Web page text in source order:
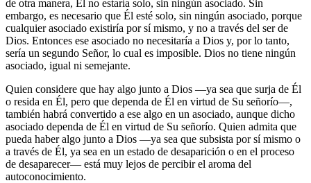
de otra manera, Él no estaría solo, sin ningún asociado. Sin
embargo, es necesario que Él esté solo, sin ningún asociado, porque
cualquier asociado existiría por sí mismo, y no a través del ser de
Dios. Entonces ese asociado no necesitaría a Dios y, por lo tanto,
sería un segundo Señor, lo cual es imposible. Dios no tiene ningún
asociado, igual ni semejante.
Quien considere que hay algo junto a Dios —ya sea que surja de Él
o resida en Él, pero que dependa de Él en virtud de Su señorío—,
también habrá convertido a ese algo en un asociado, aunque dicho
asociado dependa de Él en virtud de Su señorío. Quien admita que
pueda haber algo junto a Dios —ya sea que subsista por sí mismo o
a través de Él, ya sea en un estado de desaparición o en el proceso
de desaparecer— está muy lejos de percibir el aroma del
autoconocimiento.